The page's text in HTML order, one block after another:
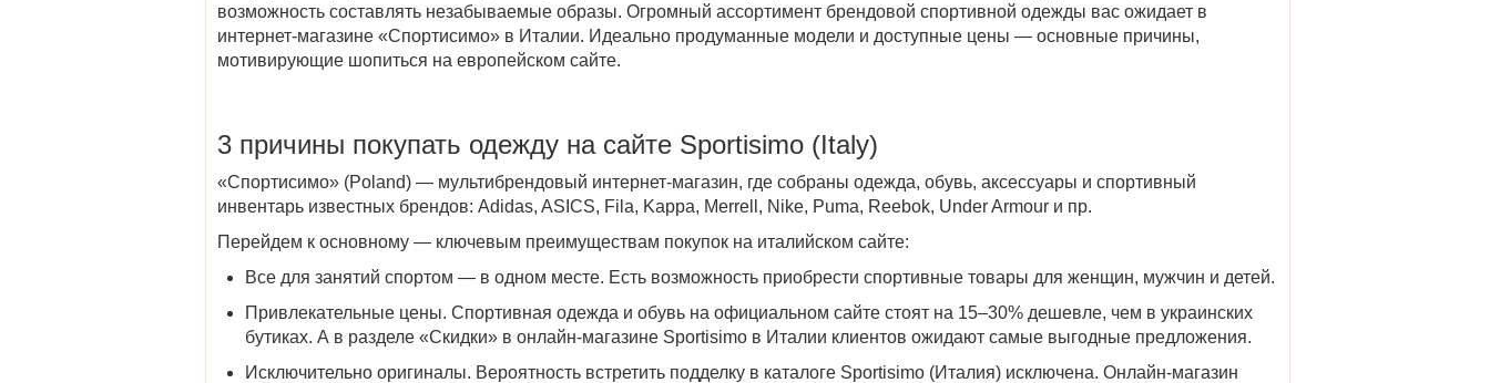
возможность составлять незабываемые образы. Огромный ассортимент брендовой спортивной одежды вас ожидает в
интернет-магазине «Спортисимо» в Италии. Идеально продуманные модели и доступные цены — основные причины,
мотивирующие шопиться на европейском сайте.
3 причины покупать одежду на сайте Sportisimo (Italy)
«Спортисимо» (Poland) — мультибрендовый интернет-магазин, где собраны одежда, обувь, аксессуары и спортивный
инвентарь известных брендов: Adidas, ASICS, Fila, Kappa, Merrell, Nike, Puma, Reebok, Under Armour и пр.
Перейдем к основному — ключевым преимуществам покупок на италийском сайте:
Все для занятий спортом — в одном месте. Есть возможность приобрести спортивные товары для женщин, мужчин и детей.
Привлекательные цены. Спортивная одежда и обувь на официальном сайте стоят на 15–30% дешевле, чем в украинских
бутиках. А в разделе «Скидки» в онлайн-магазине Sportisimo в Италии клиентов ожидают самые выгодные предложения.
Исключительно оригиналы. Вероятность встретить подделку в каталоге Sportisimo (Италия) исключена. Онлайн-магазин